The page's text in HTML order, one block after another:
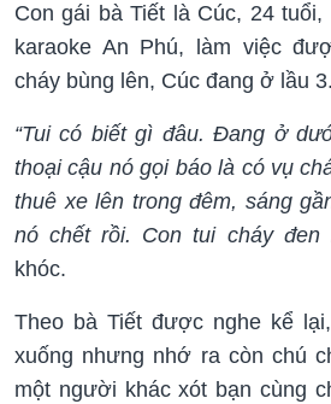
Con gái bà Tiết là Cúc, 24
karaoke An Phú, làm việc
cháy bùng lên, Cúc đang ở lầu 3.
“Tui có biết gì đâu. Đang ở
thoại cậu nó gọi báo là có vụ
thuê xe lên trong đêm, sáng
nó chết rồi. Con tui cháy đen
khóc.
Theo bà Tiết được nghe kể
xuống nhưng nhớ ra còn chú
một người khác xót bạn cùng